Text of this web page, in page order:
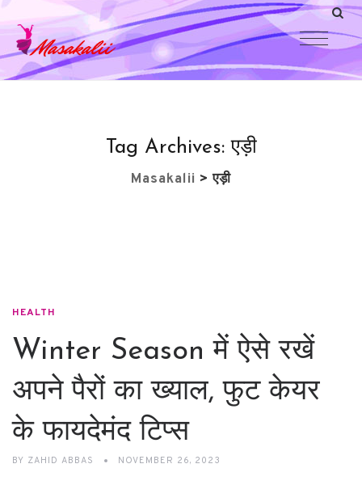
Tag Archives:एड़ी
Masakalii >एड़ी
HEALTH
Winter Season में ऐसे रखें
अपने पैरों का ख्याल, फुट केयर
के फायदेमंद टिप्स
BY ZAHID ABBAS NOVEMBER 26, 2023